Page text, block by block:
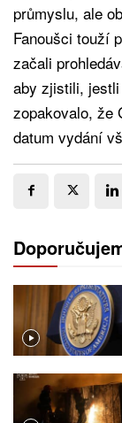
průmyslu, ale
Fanoušci touží
začali
aby zjistili, jestli
zopakovalo, že
datum vydání